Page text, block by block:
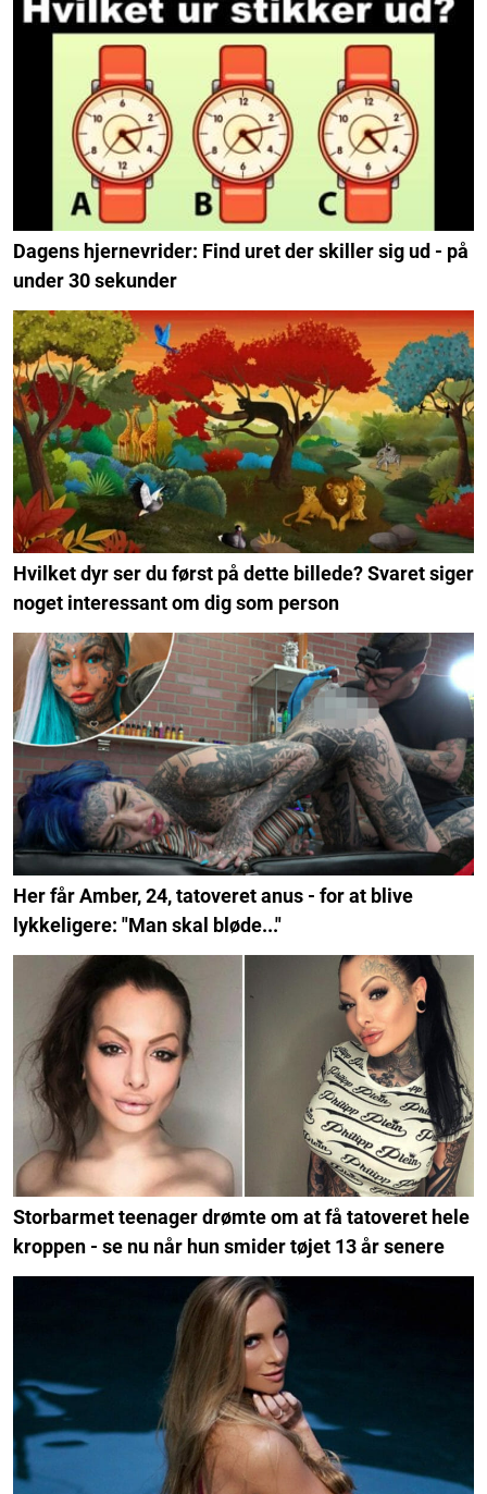
Dagens hjernevrider: Find uret der skiller sig ud - på
under 30 sekunder
Hvilket dyr ser du først på dette billede? Svaret siger
noget interessant om dig som person
Her får Amber, 24, tatoveret anus - for at blive
lykkeligere: "Man skal bløde..."
Storbarmet teenager drømte om at få tatoveret hele
kroppen - se nu når hun smider tøjet 13 år senere